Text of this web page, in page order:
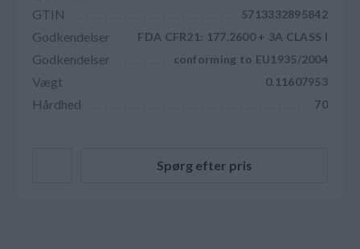
GTIN 5713332895842
Godkendelser FDA CFR21: 177.2600 + 3A CLASS I
Godkendelser conforming to EU1935/2004
Vægt 0.11607953
Hårdhed 70
Spørg efter pris